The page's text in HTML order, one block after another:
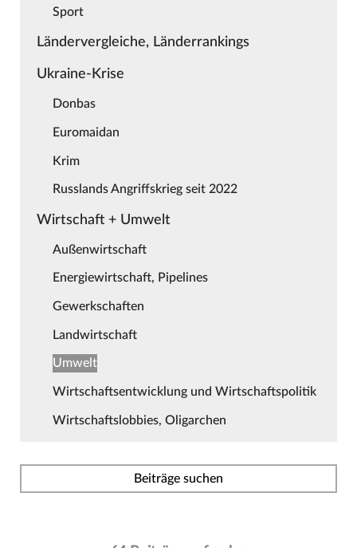
Sport
Ländervergleiche, Länderrankings
Ukraine-Krise
Donbas
Euromaidan
Krim
Russlands Angriffskrieg seit 2022
Wirtschaft + Umwelt
Außenwirtschaft
Energiewirtschaft, Pipelines
Gewerkschaften
Landwirtschaft
Umwelt
Wirtschaftsentwicklung und Wirtschaftspolitik
Wirtschaftslobbies, Oligarchen
Beiträge suchen